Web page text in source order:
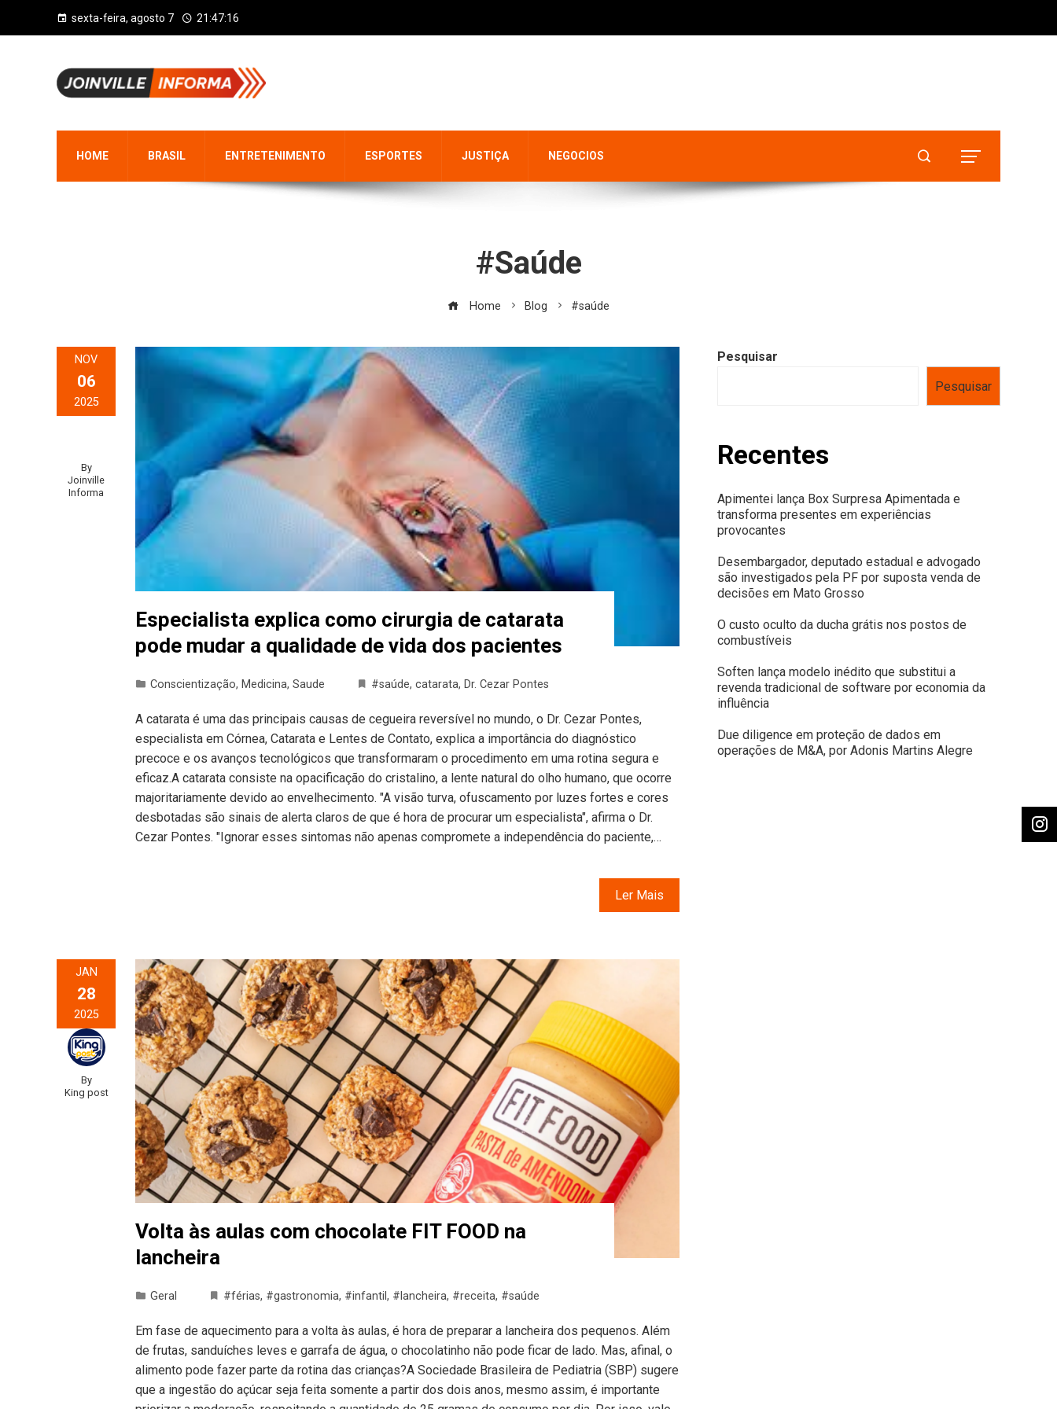
sexta-feira, agosto 7 21:47:17
HOME BRASIL ENTRETENIMENTO ESPORTES JUSTIÇA NEGOCIOS
#saúde
Home Blog #saúde
NOV
06
2025
By
Joinville
Informa
Especialista explica como cirurgia de catarata
pode mudar a qualidade de vida dos pacientes
Conscientização, Medicina, Saude #saúde, catarata, Dr. Cezar Pontes
A catarata é uma das principais causas de cegueira reversível no mundo, o Dr. Cezar Pontes,
especialista em Córnea, Catarata e Lentes de Contato, explica a importância do diagnóstico
precoce e os avanços tecnológicos que transformaram o procedimento em uma rotina segura e
eficaz.A catarata consiste na opacificação do cristalino, a lente natural do olho humano, que ocorre
majoritariamente devido ao envelhecimento. "A visão turva, ofuscamento por luzes fortes e cores
desbotadas são sinais de alerta claros de que é hora de procurar um especialista", afirma o Dr.
Cezar Pontes. "Ignorar esses sintomas não apenas compromete a independência do paciente,…
Ler Mais
JAN
28
2025
By
King post
Volta às aulas com chocolate FIT FOOD na
lancheira
Geral #férias, #gastronomia, #infantil , #lancheira, #receita, #saúde
Em fase de aquecimento para a volta às aulas, é hora de preparar a lancheira dos pequenos. Além
de frutas, sanduíches leves e garrafa de água, o chocolatinho não pode ficar de lado. Mas, afinal, o
alimento pode fazer parte da rotina das crianças?A Sociedade Brasileira de Pediatria (SBP) sugere
que a ingestão do açúcar seja feita somente a partir dos dois anos, mesmo assim, é importante
Pesquisar
Pesquisar
Recentes
Apimentei lança Box Surpresa Apimentada e
transforma presentes em experiências
provocantes
Desembargador, deputado estadual e advogado
são investigados pela PF por suposta venda de
decisões em Mato Grosso
O custo oculto da ducha grátis nos postos de
combustíveis
Soften lança modelo inédito que substitui a
revenda tradicional de software por economia da
influência
Due diligence em proteção de dados em
operações de M&A, por Adonis Martins Alegre